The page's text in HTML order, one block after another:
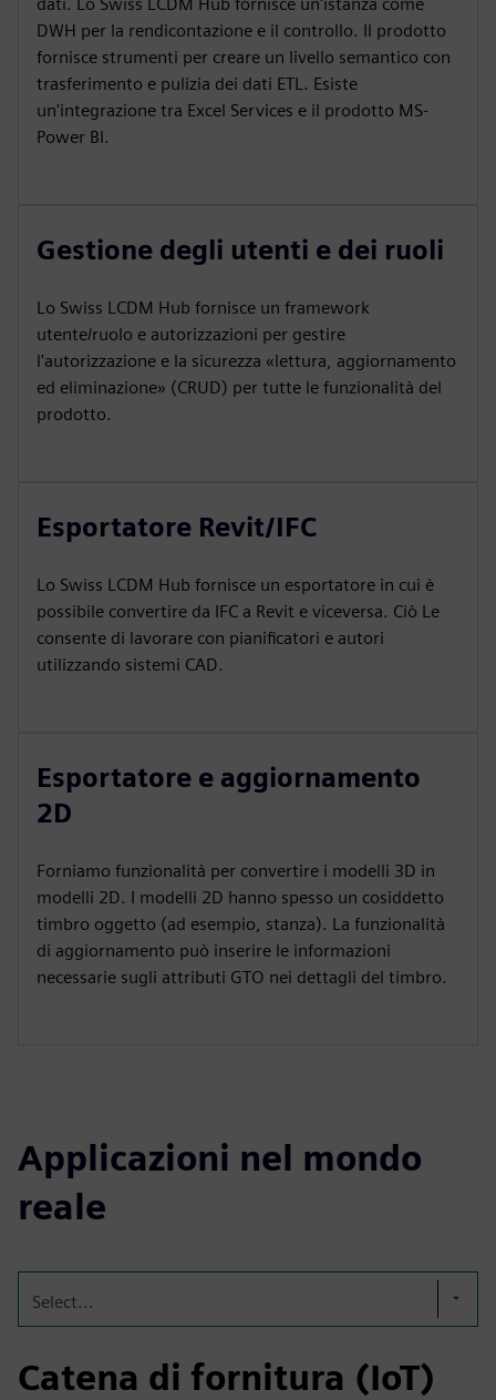
DWH per la rendicontazione e il controllo. Il prodotto
fornisce strumenti per creare un livello semantico con
trasferimento e pulizia dei dati ETL. Esiste
un'integrazione tra Excel Services e il prodotto MS-
Power BI.
Gestione degli utenti e dei ruoli
Lo Swiss LCDM Hub fornisce un framework
utente/ruolo e autorizzazioni per gestire
l'autorizzazione e la sicurezza «lettura, aggiornamento
ed eliminazione» (CRUD) per tutte le funzionalità del
prodotto.
Esportatore Revit/IFC
Lo Swiss LCDM Hub fornisce un esportatore in cui è
possibile convertire da IFC a Revit e viceversa. Ciò Le
consente di lavorare con pianificatori e autori
utilizzando sistemi CAD.
Esportatore e aggiornamento
2D
Forniamo funzionalità per convertire i modelli 3D in
modelli 2D. I modelli 2D hanno spesso un cosiddetto
timbro oggetto (ad esempio, stanza). La funzionalità
di aggiornamento può inserire le informazioni
necessarie sugli attributi GTO nei dettagli del timbro.
Applicazioni nel mondo
reale
Select...
Catena di fornitura (IoT)